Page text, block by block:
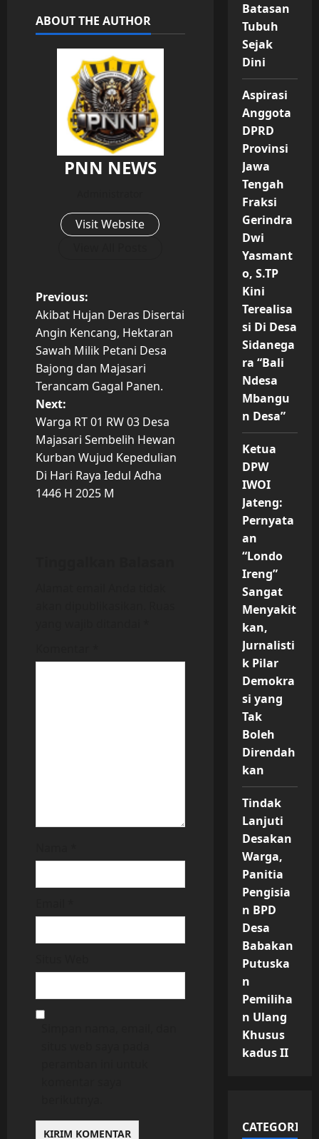
ABOUT THE AUTHOR
PNN NEWS
Visit Website
P
o
s
t
n
a
v
o
Previous:
Akibat Hujan Deras Disertai
Angin Kencang, Hektaran
Sawah Milik Petani Desa
Bajong dan Majasari
Terancam Gagal Panen.
Next:
Warga RT 01 RW 03 Desa
Majasari Sembelih Hewan
Kurban Wujud Kepedulian
Di Hari Raya Iedul Adha
1446 H 2025 M
Batasan
Tubuh
Sejak
Dini
Aspirasi
Anggota
DPRD
Provinsi
Jawa
Tengah
Fraksi
Gerindra
Dwi
Yasmant
o, S.TP
Kini
Terealisa
si Di Desa
Sidanega
ra “Bali
Ndesa
Mbangu
n Desa”
Ketua
DPW
IWOI
Jateng:
Pernyata
an
“Londo
Ireng”
Sangat
Menyakit
kan,
Jurnalisti
k Pilar
Demokra
si yang
Tak
Boleh
Direndah
kan
Tindak
Lanjuti
Desakan
Warga,
Panitia
Pengisia
n BPD
Desa
Babakan
Putuska
n
Pemiliha
n Ulang
Khusus
kadus II
CATEGORIES